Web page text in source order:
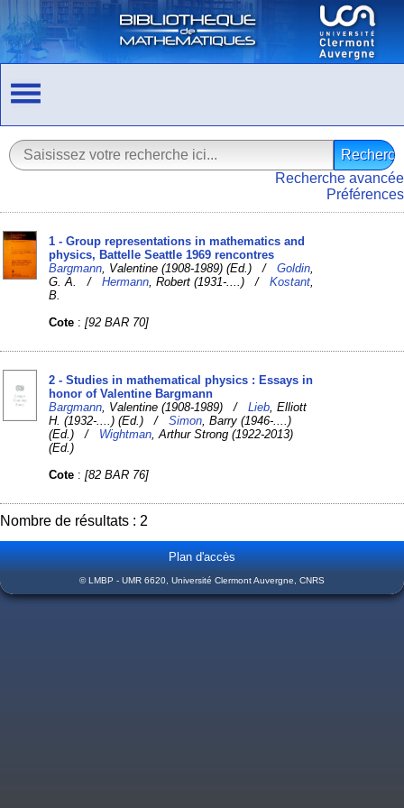
Recherche avancée
Préférences
1 - Group representations in mathematics and
physics, Battelle Seattle 1969 rencontres
Bargmann , Valentine (1908-1989) (Ed.) /Goldin
G. A. /Hermann , Robert (1931-....) /Kostant
B.
Cote :[92 BAR 70]
2 - Studies in mathematical physics : Essays in
honor of Valentine Bargmann
Bargmann , Valentine (1908-1989) /Lieb , Elliott
H. (1932-....) (Ed.) /Simon , Barry (1946-....)
(Ed.) / Wightman , Arthur Strong (1922-2013)
(Ed.)
Cote :[82 BAR 76]
Nombre de résultats : 2
Plan d'accès
© LMBP - UMR 6620, Université Clermont Auvergne, CNRS